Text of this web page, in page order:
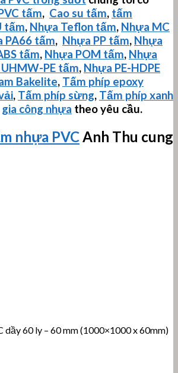
tấm, Cao su tấm, tấm
tấm, Nhựa Teflon tấm, Nhựa MC
PA66 tấm, Nhựa PP tấm, Nhựa
tấm, Nhựa POM tấm, Nhựa
UHMW-PE tấm, Nhựa PE-HDPE
Bakelite, Tấm phíp epoxy
, Tấm phíp sừng, Tấm phíp xanh
gia công nhựa theo yêu cầu.
nhựa PVCAnh Thu cung
dầy 60 ly – 60 mm (1000×1000 x 60mm)